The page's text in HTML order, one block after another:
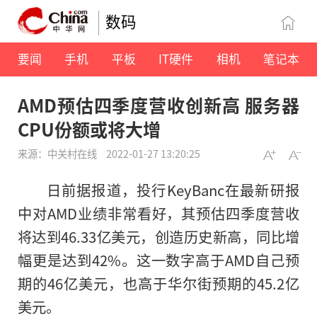
数码
要闻 手机 平板 IT硬件 相机 笔记本
AMD预估四季度营收创新高 服务器
CPU份额或将大增
来源：中关村在线 2022-01-27 13:20:25
日前据报道，投行KeyBanc在最新研报
中对AMD业绩非常看好，其预估四季度营收
将达到46.33亿美元，创造历史新高，同比增
幅更是达到42%。这一数字高于AMD自己预
期的46亿美元，也高于华尔街预期的45.2亿
美元。